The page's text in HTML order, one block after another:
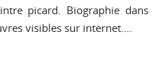
picard. Biographie dans
visibles sur internet….